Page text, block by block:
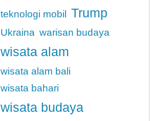
teknologi mobil Trump
Ukraina warisan budaya
wisata alam
wisata alam bali
wisata bahari
wisata budaya